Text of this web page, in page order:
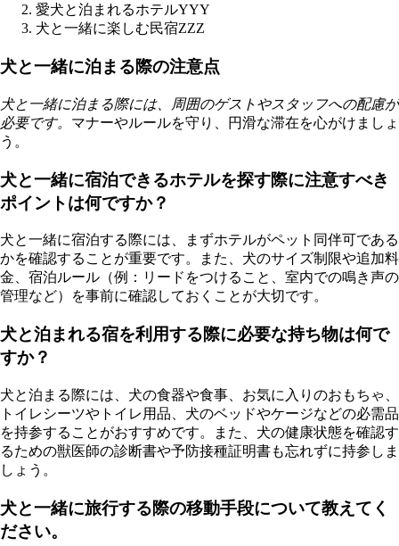
愛犬と泊まれるホテルYYY
犬と一緒に楽しむ民宿ZZZ
犬と一緒に泊まる際の注意点
犬と一緒に泊まる際には、周囲のゲストやスタッフへの配慮が
必要です。 マナーやルールを守り、円滑な滞在を心がけましょ
う。
犬と一緒に宿泊できるホテルを探す際に注意すべき
ポイントは何ですか？
犬と一緒に宿泊する際には、まずホテルがペット同伴可である
かを確認することが重要です。また、犬のサイズ制限や追加料
金、宿泊ルール（例：リードをつけること、室内での鳴き声の
管理など）を事前に確認しておくことが大切です。
犬と泊まれる宿を利用する際に必要な持ち物は何で
すか？
犬と泊まる際には、犬の食器や食事、お気に入りのおもちゃ、
トイレシーツやトイレ用品、犬のベッドやケージなどの必需品
を持参することがおすすめです。また、犬の健康状態を確認す
るための獣医師の診断書や予防接種証明書も忘れずに持参しま
しょう。
犬と一緒に旅行する際の移動手段について教えてく
ださい。